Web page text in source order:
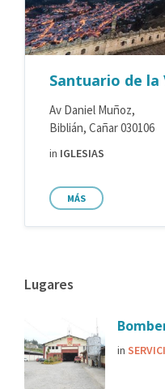
Santuario de la
Av Daniel Muñoz,
Biblián, Cañar 030106
in IGLESIAS
MÁS
Lugares
in